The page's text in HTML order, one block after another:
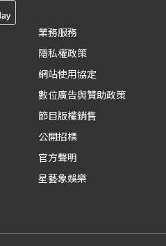
業務服務
隱私權政策
網站使用協定
數位廣告與贊助政策
節目版權銷售
公開招標
官方聲明
星藝象娛樂